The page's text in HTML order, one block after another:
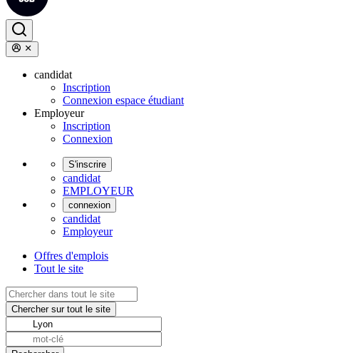
candidat
Inscription
Connexion espace étudiant
Employeur
Inscription
Connexion
S'inscrire
candidat
EMPLOYEUR
connexion
candidat
Employeur
Offres d'emplois
Tout le site